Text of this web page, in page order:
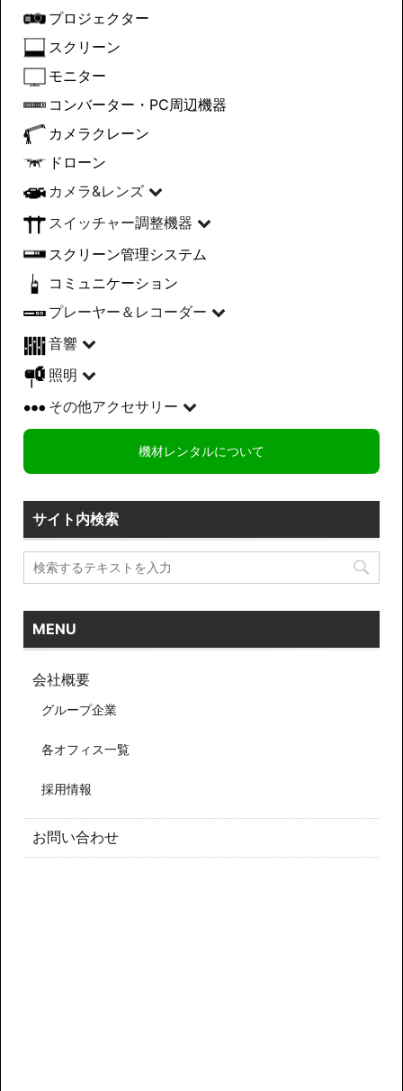
プロジェクター
スクリーン
モニター
コンバーター・PC周辺機器
カメラクレーン
ドローン
カメラ&レンズ
スイッチャー調整機器
スクリーン管理システム
コミュニケーション
プレーヤー＆レコーダー
音響
照明
その他アクセサリー
機材レンタルについて
サイト内検索
MENU
会社概要
グループ企業
各オフィス一覧
採用情報
お問い合わせ